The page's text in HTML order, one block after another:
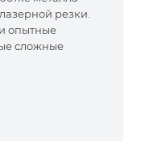
резки.
опытные
сложные